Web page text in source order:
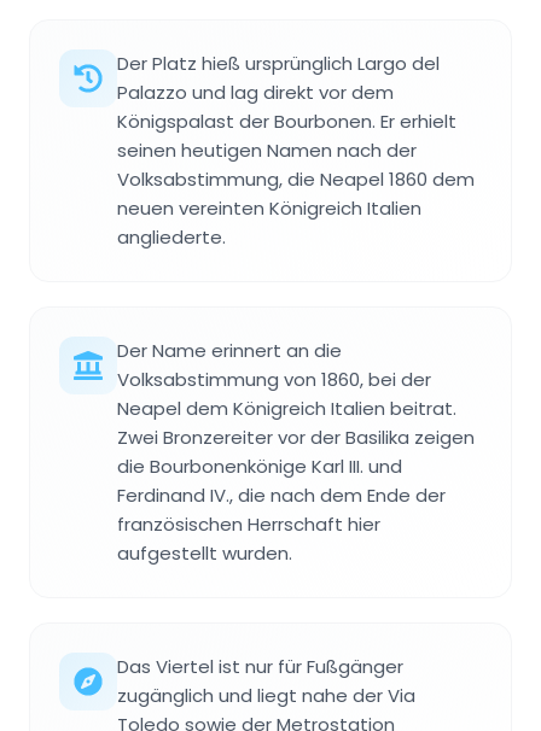
Der Platz hieß ursprünglich Largo del
Palazzo und lag direkt vor dem
Königspalast der Bourbonen. Er erhielt
seinen heutigen Namen nach der
Volksabstimmung, die Neapel 1860 dem
neuen vereinten Königreich Italien
angliederte.
Der Name erinnert an die
Volksabstimmung von 1860, bei der
Neapel dem Königreich Italien beitrat.
Zwei Bronzereiter vor der Basilika zeigen
die Bourbonenkönige Karl III. und
Ferdinand IV., die nach dem Ende der
französischen Herrschaft hier
aufgestellt wurden.
Das Viertel ist nur für Fußgänger
zugänglich und liegt nahe der Via
Toledo sowie der Metrostation